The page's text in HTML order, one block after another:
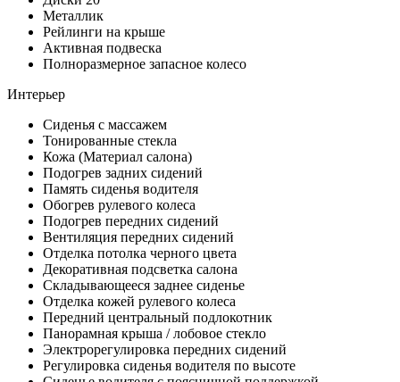
Металлик
Рейлинги на крыше
Активная подвеска
Полноразмерное запасное колесо
Интерьер
Сиденья с массажем
Тонированные стекла
Кожа (Материал салона)
Подогрев задних сидений
Память сиденья водителя
Обогрев рулевого колеса
Подогрев передних сидений
Вентиляция передних сидений
Отделка потолка черного цвета
Декоративная подсветка салона
Складывающееся заднее сиденье
Отделка кожей рулевого колеса
Передний центральный подлокотник
Панорамная крыша / лобовое стекло
Электрорегулировка передних сидений
Регулировка сиденья водителя по высоте